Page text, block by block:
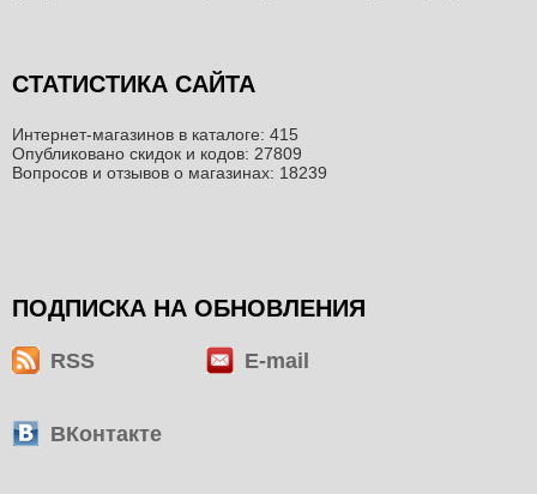
СТАТИСТИКА САЙТА
Интернет-магазинов в каталоге: 415
Опубликовано скидок и кодов: 27809
Вопросов и отзывов о магазинах: 18239
ПОДПИСКА НА ОБНОВЛЕНИЯ
RSS E-mail
ВКонтакте